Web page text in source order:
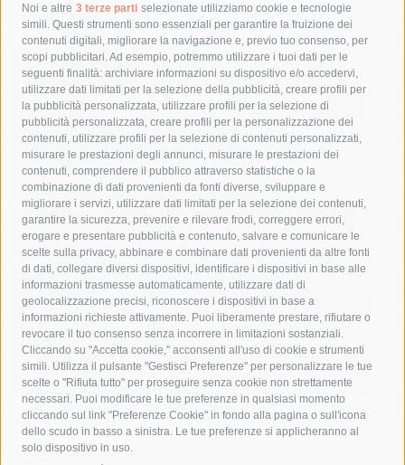
Noi e altre 3 terze parti selezionate utilizziamo cookie e tecnologie
simili. Questi strumenti sono essenziali per garantire la fruizione dei
contenuti digitali, migliorare la navigazione e, previo tuo consenso, per
scopi pubblicitari. Ad esempio, potremmo utilizzare i tuoi dati per le
seguenti finalità: archiviare informazioni su dispositivo e/o accedervi,
utilizzare dati limitati per la selezione della pubblicità, creare profili per
la pubblicità personalizzata, utilizzare profili per la selezione di
pubblicità personalizzata, creare profili per la personalizzazione dei
contenuti, utilizzare profili per la selezione di contenuti personalizzati,
misurare le prestazioni degli annunci, misurare le prestazioni dei
contenuti, comprendere il pubblico attraverso statistiche o la
combinazione di dati provenienti da fonti diverse, sviluppare e
migliorare i servizi, utilizzare dati limitati per la selezione dei contenuti,
garantire la sicurezza, prevenire e rilevare frodi, correggere errori,
erogare e presentare pubblicità e contenuto, salvare e comunicare le
scelte sulla privacy, abbinare e combinare dati provenienti da altre fonti
di dati, collegare diversi dispositivi, identificare i dispositivi in base alle
informazioni trasmesse automaticamente, utilizzare dati di
geolocalizzazione precisi, riconoscere i dispositivi in base a
informazioni richieste attivamente. Puoi liberamente prestare, rifiutare o
revocare il tuo consenso senza incorrere in limitazioni sostanziali.
Cliccando su "Accetta cookie," acconsenti all'uso di cookie e strumenti
simili. Utilizza il pulsante "Gestisci Preferenze" per personalizzare le tue
scelte o "Rifiuta tutto" per proseguire senza cookie non strettamente
necessari. Puoi modificare le tue preferenze in qualsiasi momento
cliccando sul link "Preferenze Cookie" in fondo alla pagina o sull'icona
dello scudo in basso a sinistra. Le tue preferenze si applicheranno al
solo dispositivo in uso.
Tag
acqua allerta meteo
anas
area marina protetta di punta campanella
arresto
Asl Napoli 3 sud
capitaneria di porto capri
carabinieri
castellammare di stabia
circumvesuviana
comune di sorrento
concerto
contagi
costiera amalfitana
covid-19 eav
elezioni
fondazione sorrento
gori guardia costiera
incidente
lavori
lorenzo balducelli mare
massa lubrense
massimo coppola
Meta napoli
ordinanza
penisola sorrentina
piano di sorrento
polizia municipale
protezione civile
Regione Campania
sant'agnello
sindaco cuomo
sorrento studenti temporali
treni
turismo
Vico Equense villa fiorentino vincenzo de luca